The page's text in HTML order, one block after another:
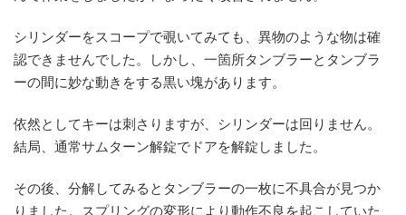
シリンダーをスコープで覗いてみても、異物のような物は確
認できませんでした。しかし、一箇所タンブラーとタンブラ
ーの間に妙な動きをする黒い塊があります。
依然としてキーは刺さりますが、シリンダーは回りません。
結局、通常サムターン解錠でドアを解錠しました。
その後、分解してみるとタンブラーの一枚に不具合が見つか
りました。スプリングの変形により動作不良を起こしていた